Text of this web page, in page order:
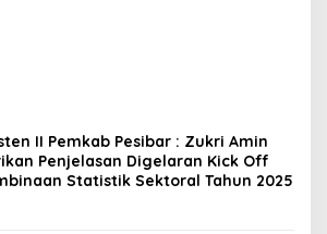
II Pemkab Pesibar : Zukri Amin
Penjelasan Digelaran Kick Off
Statistik Sektoral Tahun 2025